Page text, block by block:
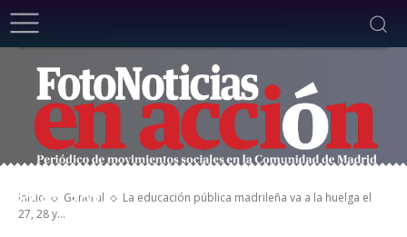
Inicio General
La educación pública madrileña va a la huelga el
27, 28 y...
La educación pública madrileña va a la
27.02.2024